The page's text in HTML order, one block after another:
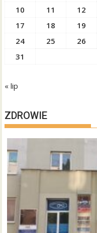
10
11 12
17
18 19
24
25 26
31
« lip
ZDROWIE